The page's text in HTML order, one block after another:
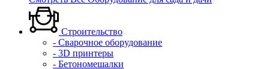
Строительство
- Сварочное оборудование
- 3D принтеры
- Бетономешалки